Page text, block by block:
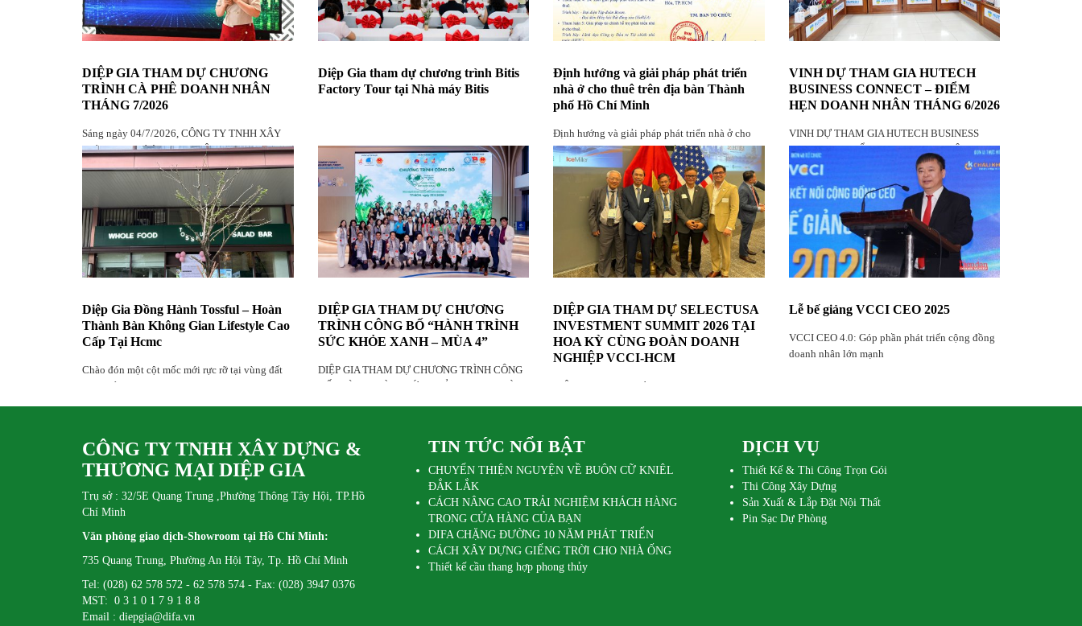
DIỆP GIA THAM DỰ CHƯƠNG
TRÌNH CÀ PHÊ DOANH NHÂN
THÁNG 7/2026
Sáng ngày 04/7/2026, CÔNG TY TNHH XÂY
DỰNG & THƯƠNG MẠI DIỆP GIA vinh dự
tham dự chương trình Cà phê Doanh nhân tháng
7/2026 do CLB Doanh nhân Đắk Lắk tại
TP.HCM tổ chức, với sự góp mặt của đông đảo
hội viên, doanh nghiệp và khách mời.
Diệp Gia tham dự chương trình Bitis
Factory Tour tại Nhà máy Bitis
Định hướng và giải pháp phát triển
nhà ở cho thuê trên địa bàn Thành
phố Hồ Chí Minh
Định hướng và giải pháp phát triển nhà ở cho
thuê trên địa bàn Thành phố Hồ Chí Minh
VINH DỰ THAM GIA HUTECH
BUSINESS CONNECT – ĐIỂM
HẸN DOANH NHÂN THÁNG 6/2026
VINH DỰ THAM GIA HUTECH BUSINESS
CONNECT – ĐIỂM HẸN DOANH NHÂN
THÁNG 6/2026
Diệp Gia Đồng Hành Tossful – Hoàn
Thành Bàn Không Gian Lifestyle Cao
Cấp Tại Hcmc
Chào đón một cột mốc mới rực rỡ tại vùng đất
DIỆP GIA THAM DỰ CHƯƠNG
TRÌNH CÔNG BỐ “HÀNH TRÌNH
SỨC KHỎE XANH – MÙA 4”
DIỆP GIA THAM DỰ CHƯƠNG TRÌNH CÔNG
DIỆP GIA THAM DỰ SELECTUSA
INVESTMENT SUMMIT 2026 TẠI
HOA KỲ CÙNG ĐOÀN DOANH
NGHIỆP VCCI-HCM
Lễ bế giảng VCCI CEO 2025
VCCI CEO 4.0: Góp phần phát triển cộng đồng
doanh nhân lớn mạnh
CÔNG TY TNHH XÂY DỰNG &
THƯƠNG MẠI DIỆP GIA
Trụ sở : 32/5E Quang Trung ,Phường Thông Tây Hội, TP.Hồ
Chí Minh
Văn phòng giao dịch-Showroom tại Hồ Chí Minh:
735 Quang Trung, Phường An Hội Tây, Tp. Hồ Chí Minh
Tel: (028) 62 578 572 - 62 578 574 - Fax: (028) 3947 0376
MST: 0 3 1 0 1 7 9 1 8 8
Email : diepgia@difa.vn
TIN TỨC NỔI BẬT
CHUYẾN THIỆN NGUYỆN VỀ BUÔN CỮ KNIÊL
ĐẮK LẮK
CÁCH NÂNG CAO TRẢI NGHIỆM KHÁCH HÀNG
TRONG CỬA HÀNG CỦA BẠN
DIFA CHẶNG ĐƯỜNG 10 NĂM PHÁT TRIỂN
CÁCH XÂY DỰNG GIẾNG TRỜI CHO NHÀ ỐNG
Thiết kế cầu thang hợp phong thủy
DỊCH VỤ
Thiết Kế & Thi Công Trọn Gói
Thi Công Xây Dựng
Sản Xuất & Lắp Đặt Nội Thất
Pin Sạc Dự Phòng